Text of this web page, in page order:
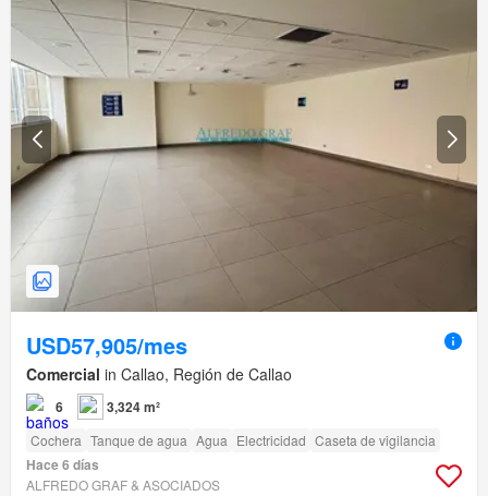
USD57,905/mes
Comercial in Callao, Región de Callao
6 3,324 m²
Cochera Tanque de agua Agua Electricidad Caseta de vigilancia
Hace 6 días
ALFREDO GRAF & ASOCIADOS